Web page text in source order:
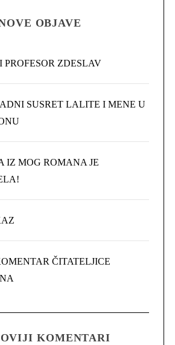
OBJAVE
PROFESOR ZDESLAV
SUSRET LALITE I MENE U
IZ MOG ROMANA JE
ČITATELJICE
KOMENTARI